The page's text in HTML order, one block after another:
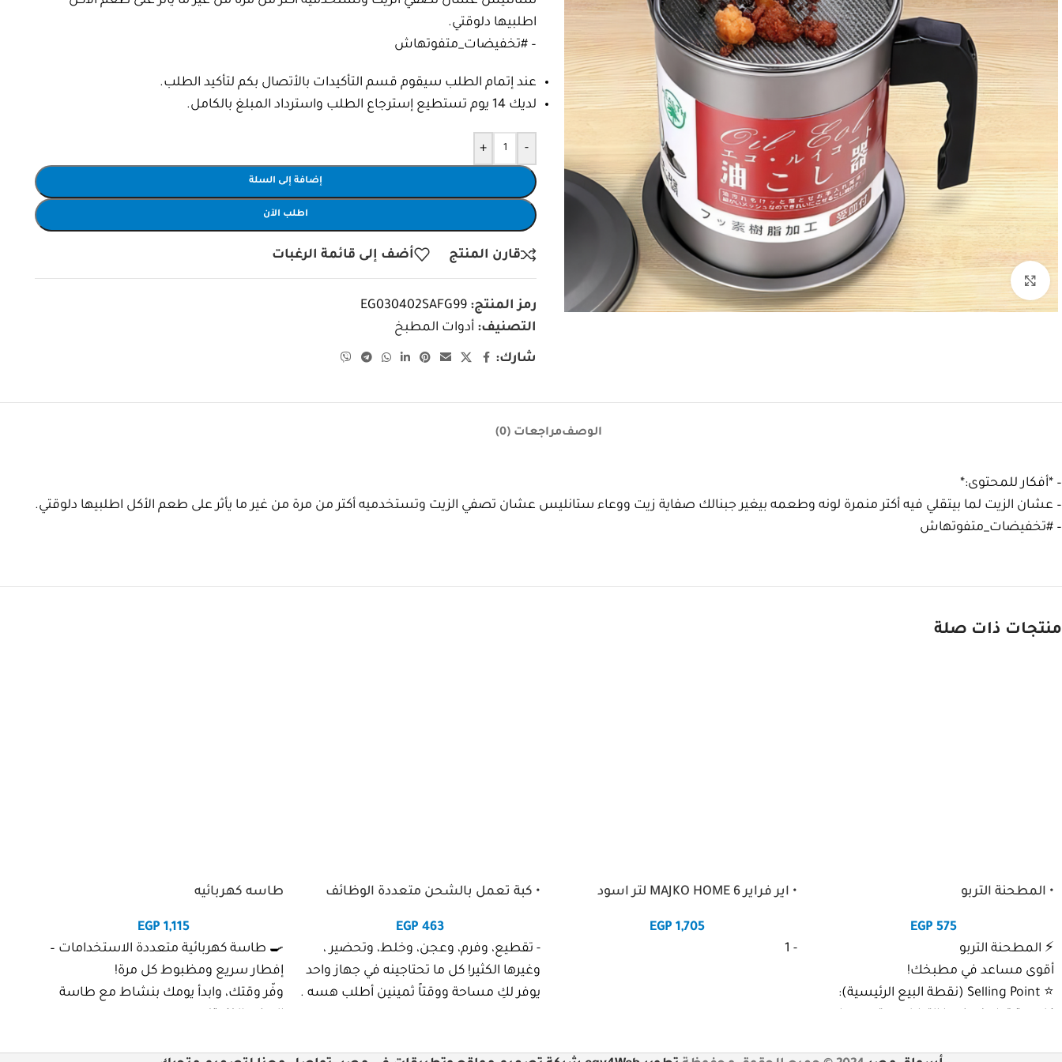
Click to enlarge
اطلبيها دلوقتي.
– #تخفيضات_متفوتهاش
عند إتمام الطلب سيقوم قسم التأكيدات بالأتصال بكم لتأكيد الطلب.
لديك 14 يوم تستطيع إسترجاع الطلب واسترداد المبلغ بالكامل.
-
+
إضافة إلى السلة
اطلب الآن
قارن المنتج أضف إلى قائمة الرغبات
رمز المنتج: EG030402SAFG99
التصنيف: أدوات المطبخ
شارك:
الوصفمراجعات (0)
– *أفكار للمحتوى:*
– عشان الزيت لما بيتقلي فيه أكتر منمرة لونه وطعمه بيغير جبنالك صفاية زيت ووعاء ستانليس عشان تصفي الزيت وتستخدميه أكتر من مرة من غير ما يأثر على طعم الأكل اطلبيها دلوقتي.
– #تخفيضات_متفوتهاش
منتجات ذات صلة
• المطحنة التربو
EGP 575
⚡ المطحنة التربو
أقوى مساعد في مطبخك!
⭐ Selling Point (نقطة البيع الرئيسية):
• اير فراير MAJKO HOME 6 لتر اسود
EGP 1,705
- 1
• كبة تعمل بالشحن متعددة الوظائف
EGP 463
- تقطيع، وفرم، وعجن، وخلط، وتحضير ،
وغيرها الكثير! كل ما تحتاجينه في جهاز واحد
يوفر لكِ مساحة ووقتاً ثمينين أطلب هسه .
طاسه كهربائيه
EGP 1,115
🍳 طاسة كهربائية متعددة الاستخدامات –
إفطار سريع ومظبوط كل مرة!
وفّر وقتك، وابدأ يومك بنشاط مع طاسة